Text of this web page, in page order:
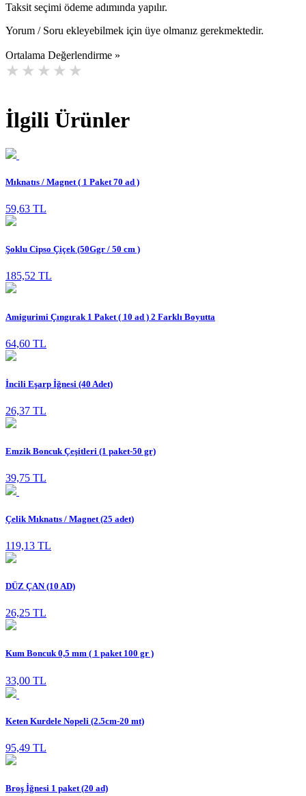
Taksit seçimi ödeme adımında yapılır.
Yorum / Soru ekleyebilmek için üye olmanız gerekmektedir.
Ortalama Değerlendirme »
İlgili Ürünler
Mıknatıs / Magnet ( 1 Paket 70 ad )
59,63 TL
Şoklu Cipso Çiçek (50Ggr / 50 cm )
185,52 TL
Amigurimi Çıngırak 1 Paket ( 10 ad ) 2 Farklı Boyutta
64,60 TL
İncili Eşarp İğnesi (40 Adet)
26,37 TL
Emzik Boncuk Çeşitleri (1 paket-50 gr)
39,75 TL
Çelik Mıknatıs / Magnet (25 adet)
119,13 TL
DÜZ ÇAN (10 AD)
26,25 TL
Kum Boncuk 0,5 mm ( 1 paket 100 gr )
33,00 TL
Keten Kurdele Nopeli (2.5cm-20 mt)
95,49 TL
Broş İğnesi 1 paket (20 ad)